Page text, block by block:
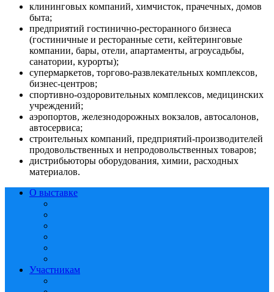
клининговых компаний, химчисток, прачечных, домов
быта;
предприятий гостинично-ресторанного бизнеса
(гостиничные и ресторанные сети, кейтеринговые
компании, бары, отели, апартаменты, агроусадьбы,
санатории, курорты);
супермаркетов, торгово-развлекательных комплексов,
бизнес-центров;
спортивно-оздоровительных комплексов, медицинских
учреждений;
аэропортов, железнодорожных вокзалов, автосалонов,
автосервиса;
строительных компаний, предприятий-производителей
продовольственных и непродовольственных товаров;
дистрибьюторы оборудования, химии, расходных
материалов.
О выставке
Участникам